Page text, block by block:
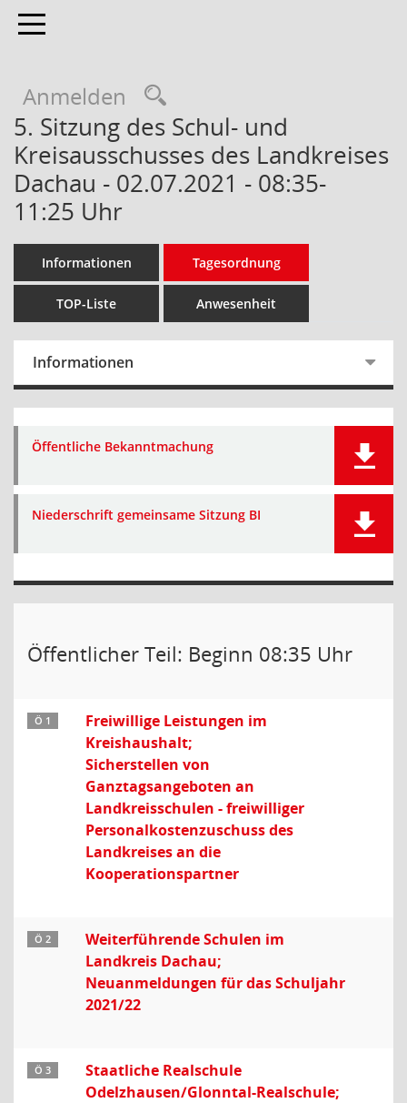
Toggle navigation
Anmelden
5. Sitzung des Schul- und
Kreisausschusses des Landkreises
Dachau - 02.07.2021 - 08:35-
11:25 Uhr
Informationen Tagesordnung
TOP-Liste Anwesenheit
Informationen
Öffentliche Bekanntmachung
Niederschrift gemeinsame Sitzung BI
Öffentlicher Teil: Beginn 08:35 Uhr
Ö 1
Freiwillige Leistungen im
Kreishaushalt;
Sicherstellen von
Ganztagsangeboten an
Landkreisschulen - freiwilliger
Personalkostenzuschuss des
Landkreises an die
Kooperationspartner
Ö 2
Weiterführende Schulen im
Landkreis Dachau;
Neuanmeldungen für das Schuljahr
2021/22
Ö 3
Staatliche Realschule
Odelzhausen/Glonntal-Realschule;